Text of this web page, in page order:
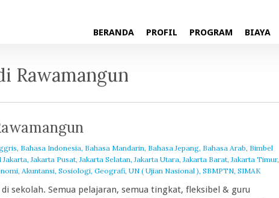
BERANDA PROFIL PROGRAM BIAYA
Rawamangun
Bahasa Indonesia, Bahasa Mandarin, Bahasa Jepang, Bahasa Arab, Bimbel
Jakarta Pusat, Jakarta Selatan, Jakarta Utara, Jakarta Barat, Jakarta Timur,
Akuntansi, Sosiologi, Geografi, UN ( Ujian Nasional ), SBMPTN, SIMAK
sekolah. Semua pelajaran, semua tingkat, fleksibel & guru